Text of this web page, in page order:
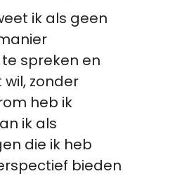
ik als geen
spreken en
zonder
heb ik
ik als
die ik heb
bieden